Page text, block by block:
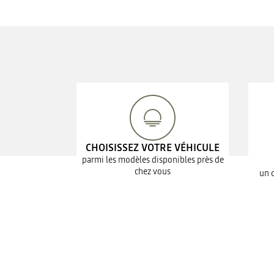
CHOISISSEZ VOTRE VÉHICULE
parmi les modèles disponibles près de
chez vous
un